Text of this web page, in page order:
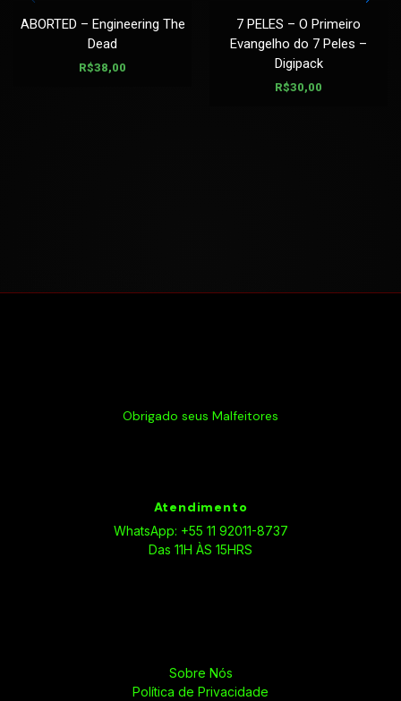
ABORTED – Engineering The
Dead
R$38,00
7 PELES – O Primeiro
Evangelho do 7 Peles –
Digipack
R$30,00
Obrigado seus Malfeitores
Atendimento
WhatsApp: +55 11 92011-8737
Das 11H ÀS 15HRS
Sobre Nós
Política de Privacidade